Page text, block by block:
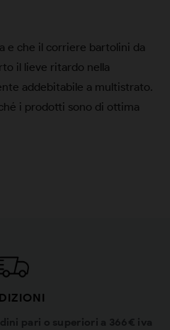
e che il corriere bartolini da
il lieve ritardo nella
addebitabile a multistrato.
i prodotti sono di ottima
pari o superiori a 366€ iva